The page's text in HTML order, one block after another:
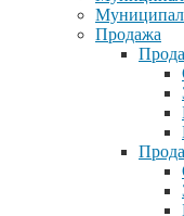
Продажа